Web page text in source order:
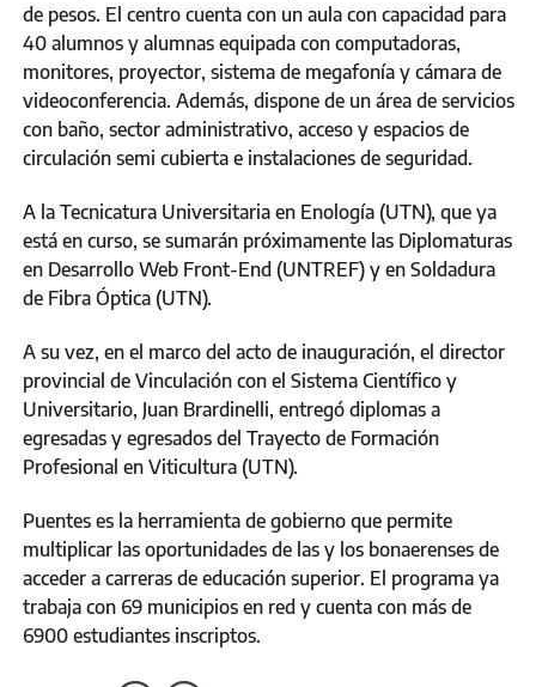
de pesos. El centro cuenta con un aula con capacidad para
40 alumnos y alumnas equipada con computadoras,
monitores, proyector, sistema de megafonía y cámara de
videoconferencia. Además, dispone de un área de servicios
con baño, sector administrativo, acceso y espacios de
circulación semi cubierta e instalaciones de seguridad.
A la Tecnicatura Universitaria en Enología (UTN), que ya
está en curso, se sumarán próximamente las Diplomaturas
en Desarrollo Web Front-End (UNTREF) y en Soldadura
de Fibra Óptica (UTN).
A su vez, en el marco del acto de inauguración, el director
provincial de Vinculación con el Sistema Científico y
Universitario, Juan Brardinelli, entregó diplomas a
egresadas y egresados del Trayecto de Formación
Profesional en Viticultura (UTN).
Puentes es la herramienta de gobierno que permite
multiplicar las oportunidades de las y los bonaerenses de
acceder a carreras de educación superior. El programa ya
trabaja con 69 municipios en red y cuenta con más de
6900 estudiantes inscriptos.